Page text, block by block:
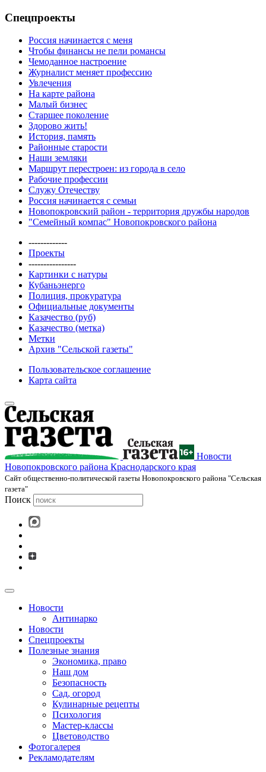
Спецпроекты
Россия начинается с меня
Чтобы финансы не пели романсы
Чемоданное настроение
Журналист меняет профессию
Увлечения
На карте района
Малый бизнес
Старшее поколение
Здорово жить!
История, память
Районные старости
Наши земляки
Маршрут перестроен: из города в село
Рабочие профессии
Служу Отечеству
Россия начинается с семьи
Новопокровский район - территория дружбы народов
"Семейный компас" Новопокровского района
-------------
Проекты
----------------
Картинки с натуры
Кубаньэнерго
Полиция, прокуратура
Официальные документы
Казачество (руб)
Казачество (метка)
Метки
Архив "Сельской газеты"
Пользовательское соглашение
Карта сайта
Новости
Новопокровского района Краснодарского края
Cайт общественно-политической газеты Новопокровского района "Сельская
газета"
Поиск
Новости
Антинарко
Новости
Спецпроекты
Полезные знания
Экономика, право
Наш дом
Безопасность
Сад, огород
Кулинарные рецепты
Психология
Мастер-классы
Цветоводство
Фотогалерея
Рекламодателям